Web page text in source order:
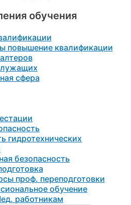
обучения
повышение квалификации
сфера
гидротехнических
безопасность
проф. переподготовки
обучение
работникам